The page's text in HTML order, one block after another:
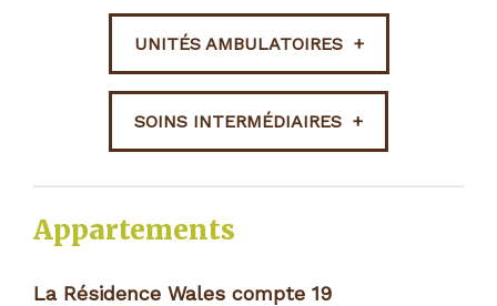
UNITÉS AMBULATOIRES
SOINS INTERMÉDIAIRES
Appartements
La Résidence Wales compte 19